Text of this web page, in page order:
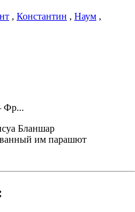
, Константин , Наум ,
Фр...
Бланшар
им парашют